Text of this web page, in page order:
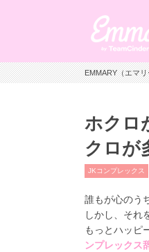
EMMARY（エマ
ホクロ
クロが
JKコンプレックス
誰もが心のう
しかし、それ
もっとハッピ
ンプレックス